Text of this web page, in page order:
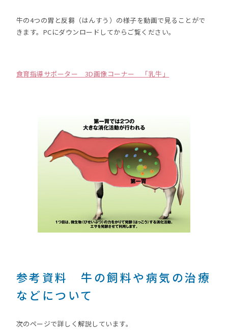
牛の4つの胃と反芻（はんすう）の様子を動画で見ることがで
きます。PCにダウンロードしてからご覧ください。
食育指導サポーター 3D画像コーナー 「乳牛」
参考資料 牛の飼料や病気の治療
などについて
次のページで詳しく解説しています。